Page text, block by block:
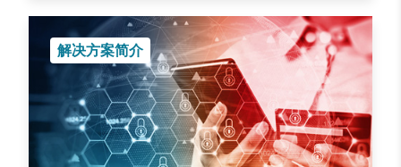
解决方案简介